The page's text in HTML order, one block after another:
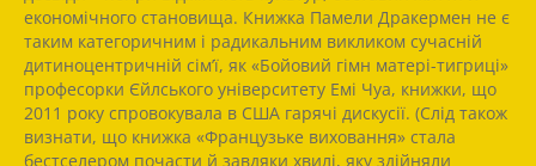
економічного становища. Книжка Памели Дракермен не є
таким категоричним і радикальним викликом сучасній
дитиноцентричній сім’ї, як «Бойовий гімн матері-тигриці»
професорки Єйлського університету Емі Чуа, книжки, що
2011 року спровокувала в США гарячі дискусії. (Слід також
визнати, що книжка «Французьке виховання» стала
бестселером почасти й завдяки хвилі, яку здійняли